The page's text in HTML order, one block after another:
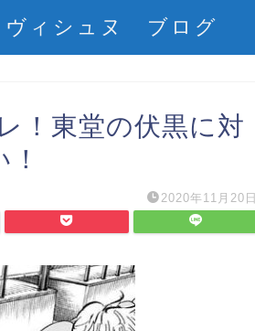
ヴィシュヌ ブログ
！東堂の伏黒に対
2020年11月20日